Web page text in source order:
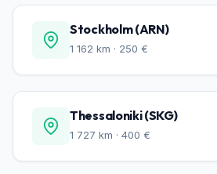
Stockholm (ARN)
1 162 km · 250 €
Thessaloniki (SKG)
1 727 km · 400 €